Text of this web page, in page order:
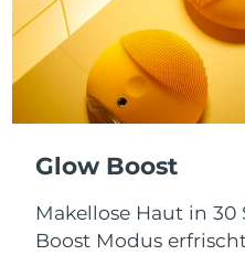
Glow Boost
Makellose Haut in 30
Boost Modus
Taiwan
Thailand
Emirate